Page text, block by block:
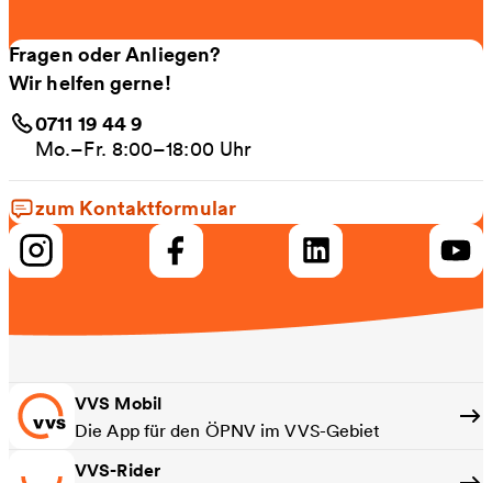
Fragen oder Anliegen?
Wir helfen gerne!
0711 19 44 9
Mo.–Fr. 8:00–18:00 Uhr
zum Kontaktformular
VVS Mobil
Die App für den ÖPNV im VVS-Gebiet
VVS-Rider